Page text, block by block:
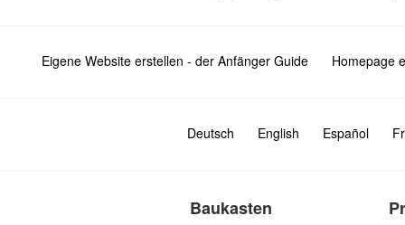
Eigene Website erstellen - der Anfänger Guide Homepage
Deutsch English Español
Baukasten